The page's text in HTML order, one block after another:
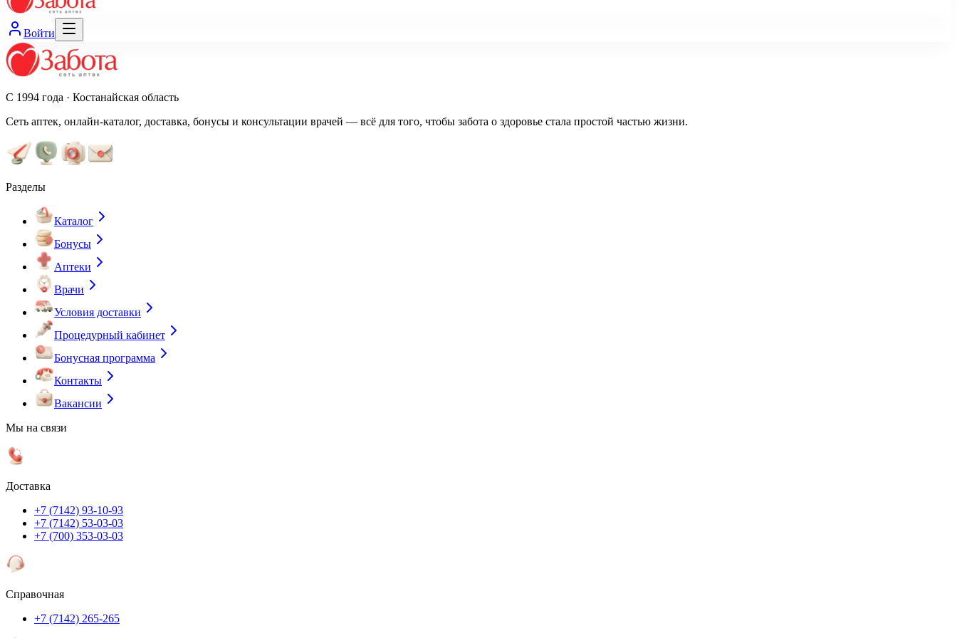
Войти
С 1994 года · Костанайская область
Сеть аптек, онлайн-каталог, доставка, бонусы и консультации врачей — всё для того, чтобы забота о здоровье стала простой частью жизни.
Разделы
Каталог
Бонусы
Аптеки
Врачи
Условия доставки
Процедурный кабинет
Бонусная программа
Контакты
Вакансии
Мы на связи
Доставка
+7 (7142) 93-10-93
+7 (7142) 53-03-03
+7 (700) 353-03-03
Справочная
+7 (7142) 265-265